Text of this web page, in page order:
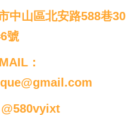
中山區北安路588巷30
號
：